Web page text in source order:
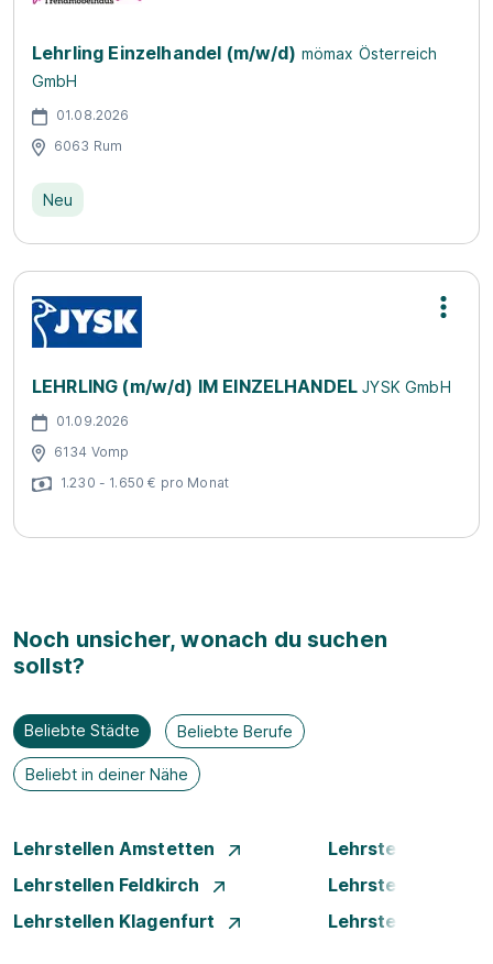
Lehrling Einzelhandel (m/w/d) mömax Österreich
GmbH
01.08.2026
6063 Rum
Neu
LEHRLING (m/w/d) IM EINZELHANDELJYSK GmbH
01.09.2026
6134 Vomp
1.230 - 1.650 € pro Monat
Noch unsicher, wonach du suchen
sollst?
Beliebte Städte Beliebte Berufe
Beliebt in deiner Nähe
Lehrstellen Amstetten
Lehrstellen
Lehrstellen Feldkirch
Lehrstellen Graz
Lehrstellen Klagenfurt
Lehrstellen